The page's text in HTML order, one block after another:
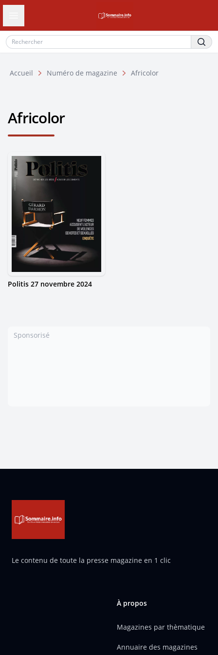
Ouvrir le tiroir de navigation
Accueil Numéro de magazine Africolor
Africolor
Politis 27 novembre 2024
Sponsorisé
Le contenu de toute la presse magazine en 1 clic
À propos
Magazines par thèmatique
Annuaire des magazines